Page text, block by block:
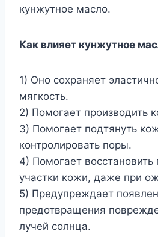
кунжутное масло.
Как влияет кунжутное
1) Оно сохраняет
мягкость.
2) Помогает производить
3) Помогает подтянуть
контролировать поры.
4) Помогает
участки кожи, даже при
5) Предупреждает
предотвращения
лучей солнца.